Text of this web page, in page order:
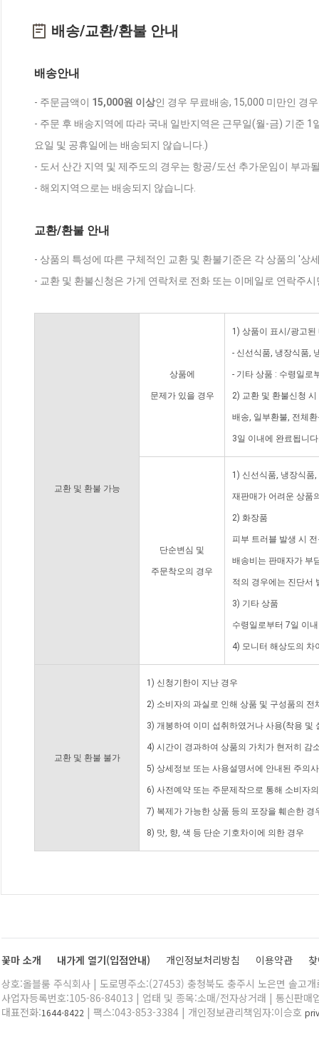
배송/교환/환불 안내
배송안내
- 주문금액이 15,000원 이상인 경우 무료배송, 15,000 미만인 경
- 주문 후 배송지역에 따라 국내 일반지역은 근무일(월-금) 기준
요일 및 공휴일에는 배송되지 않습니다.)
- 도서 산간 지역 및 제주도의 경우는 항공/도선 추가운임이 부과
- 해외지역으로는 배송되지 않습니다.
교환/환불 안내
- 상품의 특성에 따른 구체적인 교환 및 환불기준은 각 상품의 '상
- 교환 및 환불신청은 가게 연락처로 전화 또는 이메일로 연락주
교환 및 환불 가능
상품에
문제가 있을 경우
1) 상품이 표시/광고된
- 신선식품, 냉장식품,
- 기타 상품 : 수령일로
2) 교환 및 환불신청
배송, 일부환불, 전체
3일 이내에 완료됩니
단순변심 및
주문착오의 경우
1) 신선식품, 냉장식품
재판매가 어려운 상품
2) 화장품
피부 트러블 발생 시
배송비는 판매자가 부
적의 경우에는 진단서
3) 기타 상품
수령일로부터 7일 이
4) 모니터 해상도의 차
교환 및 환불 불가
1) 신청기한이 지난 경우
2) 소비자의 과실로 인해 상품 및 구성품의
3) 개봉하여 이미 섭취하였거나 사용(착용 및
4) 시간이 경과하여 상품의 가치가 현저히 감
5) 상세정보 또는 사용설명서에 안내된 주의
6) 사전예약 또는 주문제작으로 통해 소비자
7) 복제가 가능한 상품 등의 포장을 훼손한 경
8) 맛, 향, 색 등 단순 기호차이에 의한 경우
꽃마 소개 내가게 열기(입점안내) 개인정보처리방침 이용약관
상호:올블룸 주식회사 | 도로명주소:(27453) 충청북도 충주시 노은면 솔고
사업자등록번호:105-86-84013 | 업태 및 종목:소매/전자상거래 | 통신판매
대표전화:1644-8422 | 팩스:043-853-3384 | 개인정보관리책임자:이승호